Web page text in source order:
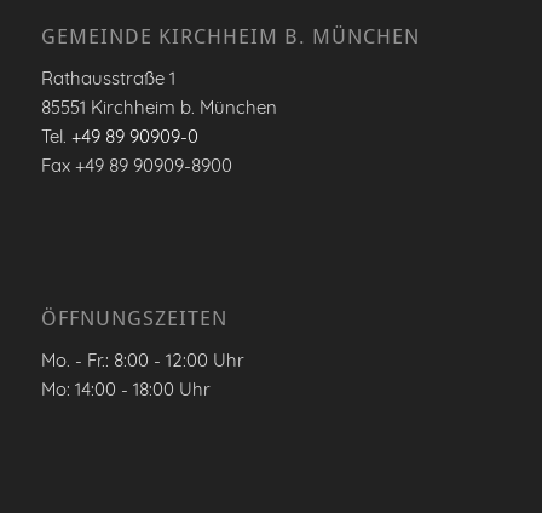
GEMEINDE KIRCHHEIM B. MÜNCHEN
Rathausstraße 1
85551 Kirchheim b. München
Tel. +49 89 90909-0
Fax +49 89 90909-8900
ÖFFNUNGSZEITEN
Mo. - Fr.: 8:00 - 12:00 Uhr
Mo: 14:00 - 18:00 Uhr